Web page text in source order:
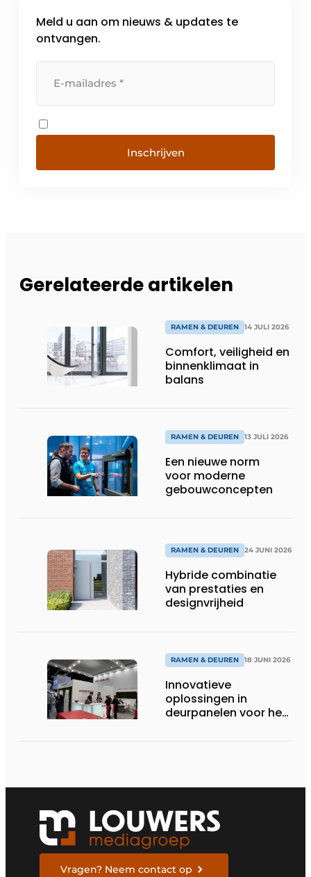
Meld u aan om nieuws & updates te
ontvangen.
Inschrijven
Gerelateerde artikelen
RAMEN & DEUREN 14 JULI 2026
Comfort, veiligheid en
binnenklimaat in
balans
RAMEN & DEUREN 13 JULI 2026
Een nieuwe norm
voor moderne
gebouwconcepten
RAMEN & DEUREN 24 JUNI 2026
Hybride combinatie
van prestaties en
designvrijheid
RAMEN & DEUREN 18 JUNI 2026
Innovatieve
oplossingen in
deurpanelen voor het
Vragen? Neem contact op